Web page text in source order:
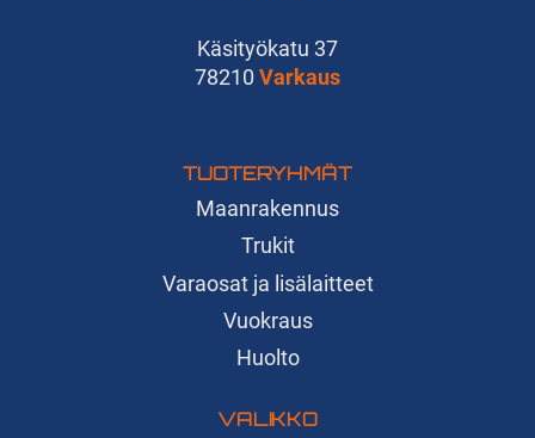
TUOTERYHMÄT
Maanrakennus
Trukit
Varaosat ja lisälaitteet
Vuokraus
Huolto
VALIKKO
Käsityökatu 37
78210 Varkaus